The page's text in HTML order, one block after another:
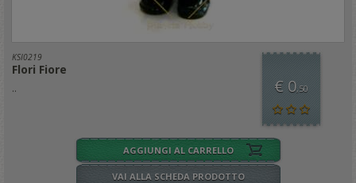
KSI0219
Flori Fiore
.. € 0,50
AGGIUNGI AL CARRELLO
VAI ALLA SCHEDA PRODOTTO